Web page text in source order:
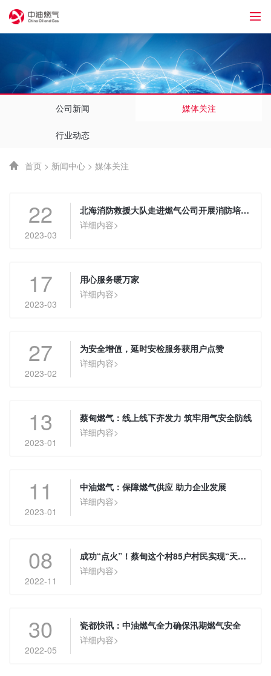
公司新闻 媒体关注
行业动态
首页 > 新闻中心 > 媒体关注
22
2023-03
北海消防救援大队走进燃气公司开展消防培训演练
详细内容>
17
2023-03
用心服务暖万家
详细内容>
27
2023-02
为安全增值，延时安检服务获用户点赞
详细内容>
13
2023-01
蔡甸燃气：线上线下齐发力 筑牢用气安全防线
详细内容>
11
2023-01
中油燃气：保障燃气供应 助力企业发展
详细内容>
08
2022-11
成功“点火”！蔡甸这个村85户村民实现“天然气自由”
详细内容>
30
2022-05
瓷都快讯：中油燃气全力确保汛期燃气安全
详细内容>